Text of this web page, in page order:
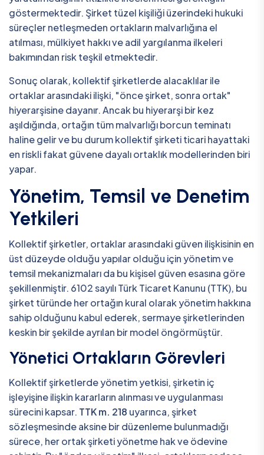
göstermektedir. Şirket tüzel kişiliği üzerindeki hukuki
süreçler netleşmeden ortakların malvarlığına el
atılması, mülkiyet hakkı ve adil yargılanma ilkeleri
bakımından risk teşkil etmektedir.
Sonuç olarak, kollektif şirketlerde alacaklılar ile
ortaklar arasındaki ilişki, "önce şirket, sonra ortak"
hiyerarşisine dayanır. Ancak bu hiyerarşi bir kez
aşıldığında, ortağın tüm malvarlığı borcun teminatı
haline gelir ve bu durum kollektif şirketi ticari hayattaki
en riskli fakat güvene dayalı ortaklık modellerinden biri
yapar.
Yönetim, Temsil ve Denetim
Yetkileri
Kollektif şirketler, ortaklar arasındaki güven ilişkisinin en
üst düzeyde olduğu yapılar olduğu için yönetim ve
temsil mekanizmaları da bu kişisel güven esasına göre
şekillenmiştir. 6102 sayılı Türk Ticaret Kanunu (TTK), bu
şirket türünde her ortağın kural olarak yönetim hakkına
sahip olduğunu kabul ederek, sermaye şirketlerinden
keskin bir şekilde ayrılan bir model öngörmüştür.
Yönetici Ortakların Görevleri
Kollektif şirketlerde yönetim yetkisi, şirketin iç
işleyişine ilişkin kararların alınması ve uygulanması
sürecini kapsar. TTK m. 218 uyarınca, şirket
sözleşmesinde aksine bir düzenleme bulunmadığı
sürece, her ortak şirketi yönetme hak ve ödevine